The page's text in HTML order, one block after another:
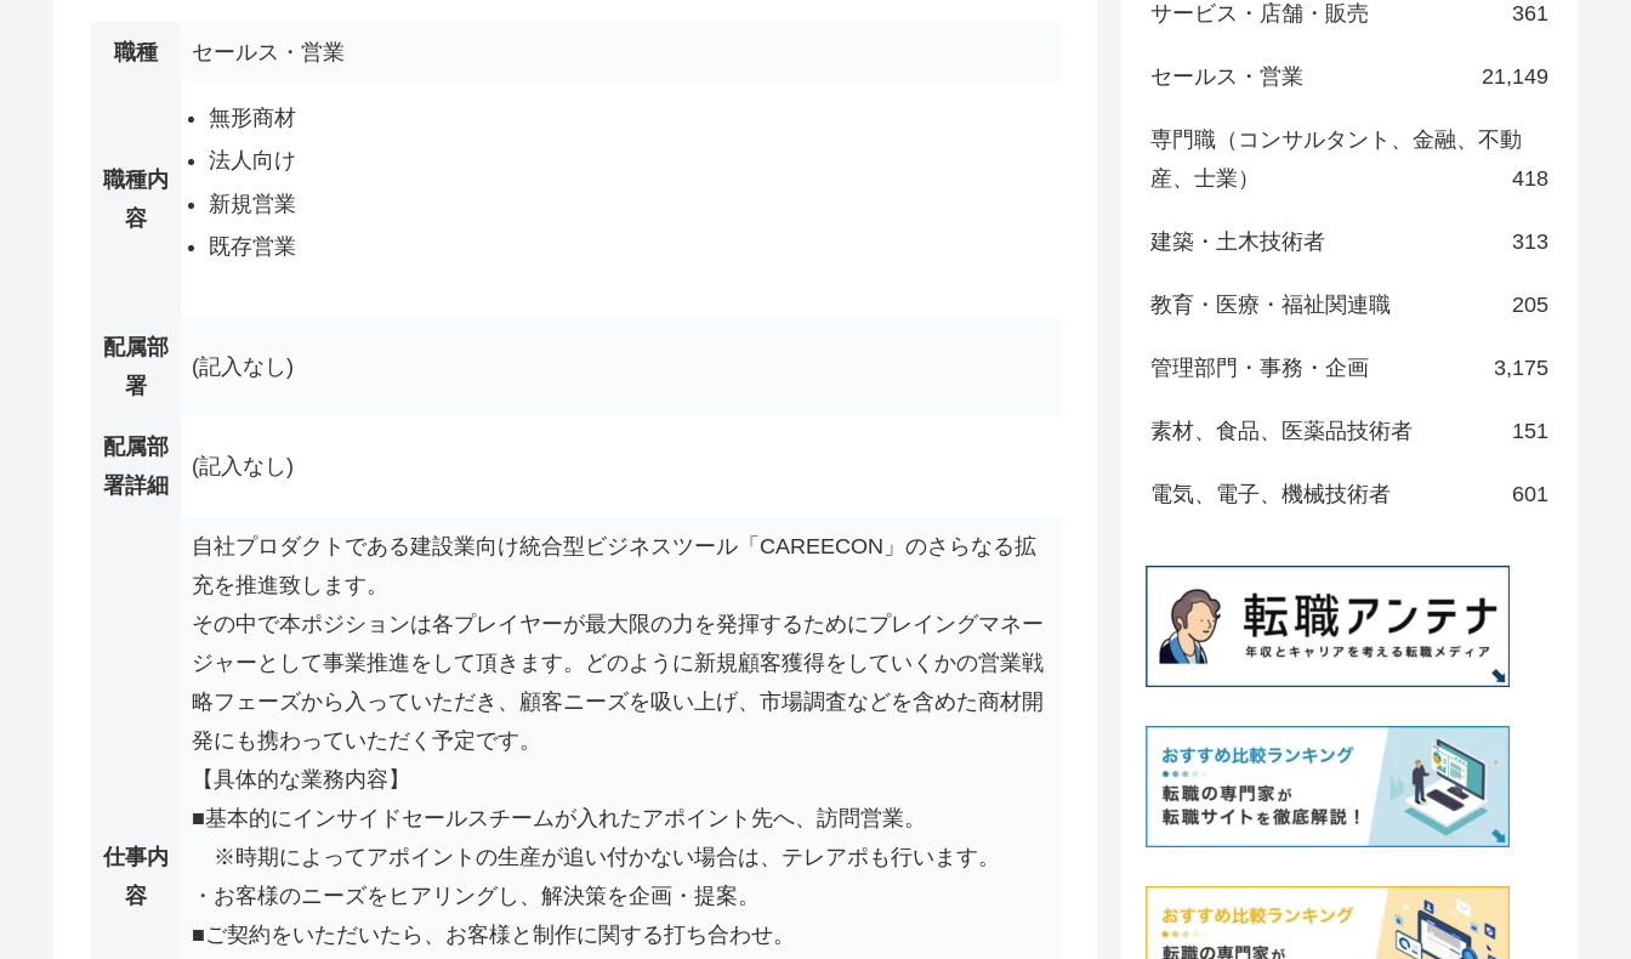
職種 セールス・営業
職種内
容
無形商材
法人向け
新規営業
既存営業
配属部
署
(記入なし)
配属部
署詳細
(記入なし)
仕事内
容
自社プロダクトである建設業向け統合型ビジネスツール「CAREECON」のさらなる拡
充を推進致します。
その中で本ポジションは各プレイヤーが最大限の力を発揮するためにプレイングマネー
ジャーとして事業推進をして頂きます。どのように新規顧客獲得をしていくかの営業戦
略フェーズから入っていただき、顧客ニーズを吸い上げ、市場調査などを含めた商材開
発にも携わっていただく予定です。
【具体的な業務内容】
■基本的にインサイドセールスチームが入れたアポイント先へ、訪問営業。
※時期によってアポイントの生産が追い付かない場合は、テレアポも行います。
・お客様のニーズをヒアリングし、解決策を企画・提案。
■ご契約をいただいたら、お客様と制作に関する打ち合わせ。
サービス・店舗・販売 361
セールス・営業 21,149
専門職（コンサルタント、金融、不動
産、士業）
418
建築・土木技術者 313
教育・医療・福祉関連職 205
管理部門・事務・企画 3,175
素材、食品、医薬品技術者 151
電気、電子、機械技術者 601